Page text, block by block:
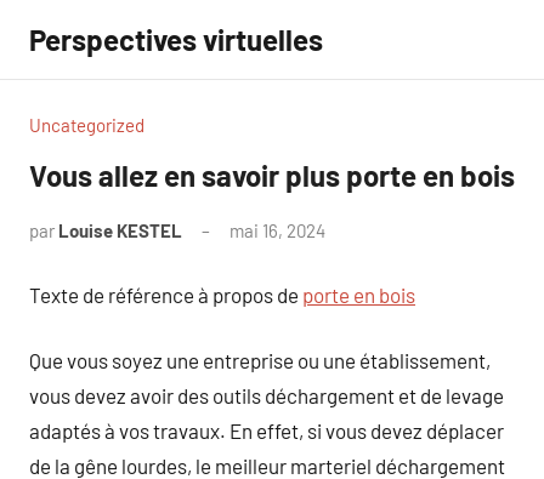
contenu
Perspectives virtuelles
Uncategorized
Vous allez en savoir plus porte en bois
par Louise KESTEL mai 16, 2024
Texte de référence à propos de porte en bois
Que vous soyez une entreprise ou une établissement,
vous devez avoir des outils déchargement et de levage
adaptés à vos travaux. En effet, si vous devez déplacer
de la gêne lourdes, le meilleur marteriel déchargement